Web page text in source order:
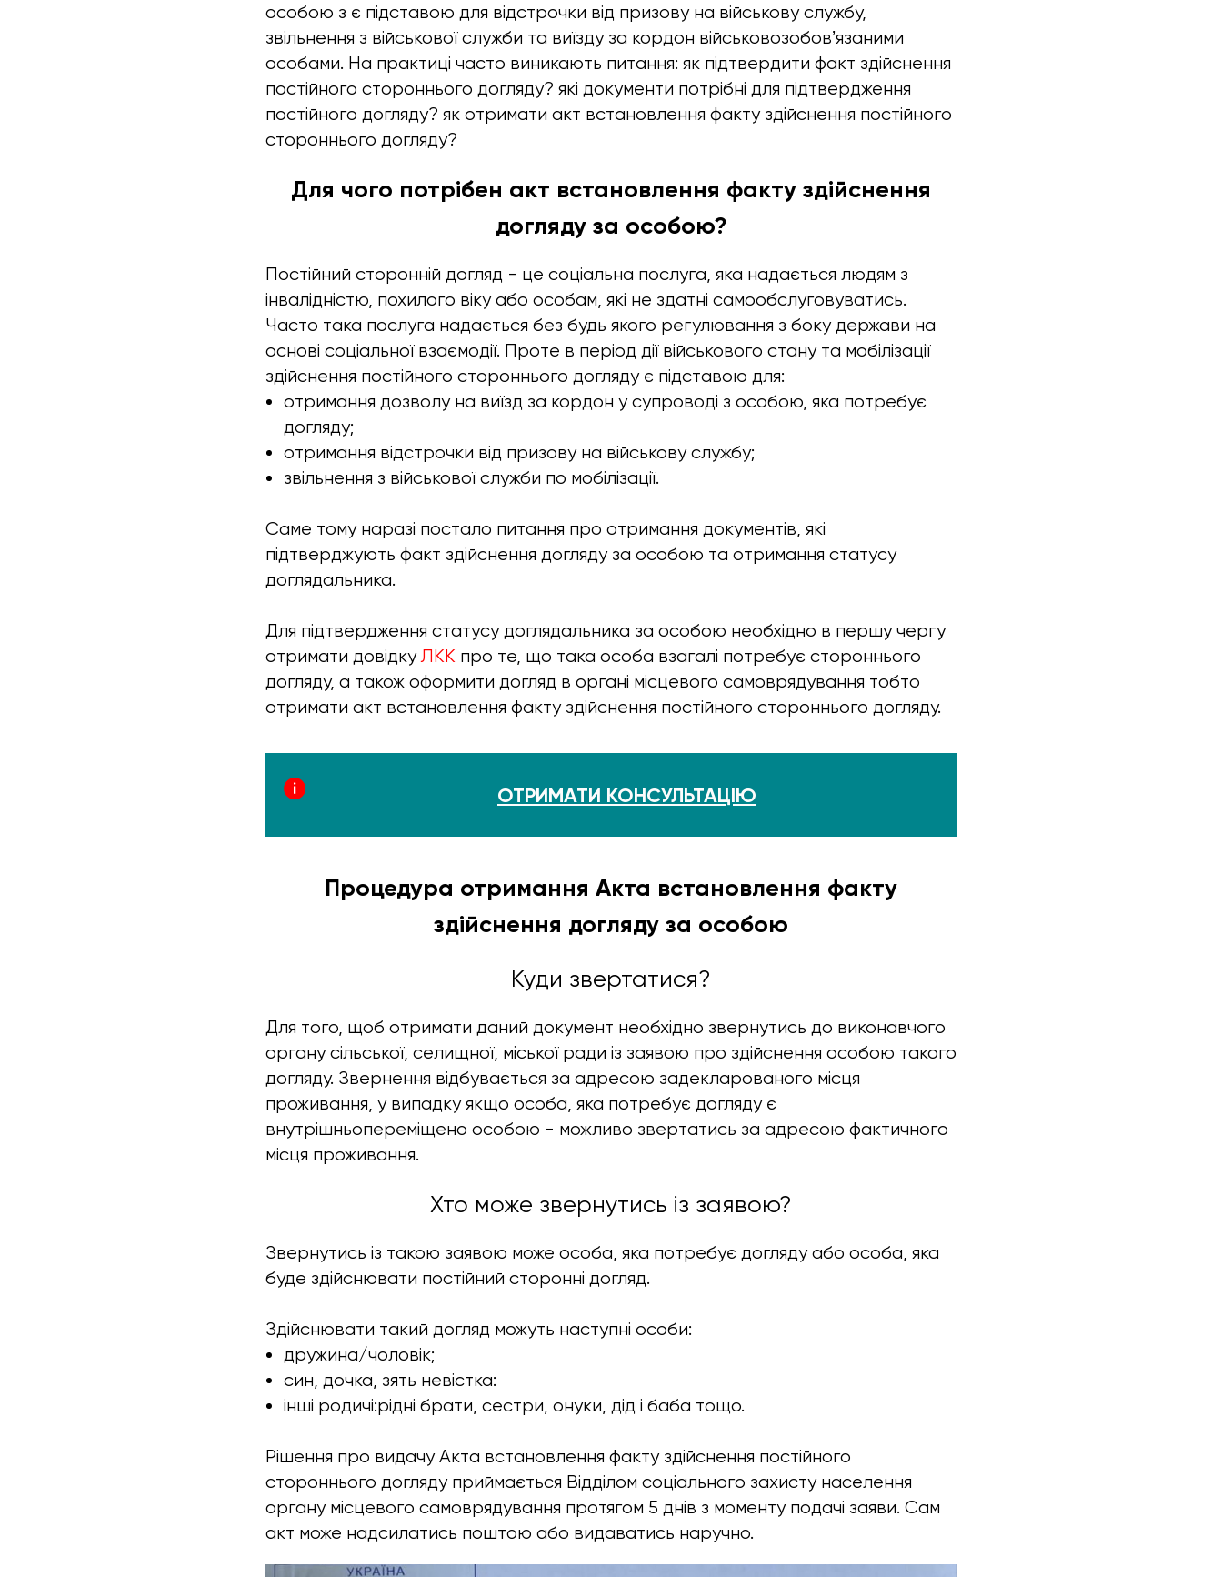
особою з є підставою для відстрочки від призову на військову службу,
звільнення з військової служби та виїзду за кордон військовозобовʼязаними
особами. На практиці часто виникають питання: як підтвердити факт здійснення
постійного стороннього догляду? які документи потрібні для підтвердження
постійного догляду? як отримати акт встановлення факту здійснення постійного
стороннього догляду?
Для чого потрібен акт встановлення факту здійснення
догляду за особою?
Постійний сторонній догляд - це соціальна послуга, яка надається людям з
інвалідністю, похилого віку або особам, які не здатні самообслуговуватись.
Часто така послуга надається без будь якого регулювання з боку держави на
основі соціальної взаємодії. Проте в період дії військового стану та мобілізації
здійснення постійного стороннього догляду є підставою для:
отримання дозволу на виїзд за кордон у супроводі з особою, яка потребує
догляду;
отримання відстрочки від призову на військову службу;
звільнення з військової служби по мобілізації.
Саме тому наразі постало питання про отримання документів, які
підтверджують факт здійснення догляду за особою та отримання статусу
доглядальника.
Для підтвердження статусу доглядальника за особою необхідно в першу чергу
отримати довідкуЛКК про те, що така особа взагалі потребує стороннього
догляду, а також оформити догляд в органі місцевого самоврядування тобто
отримати акт встановлення факту здійснення постійного стороннього догляду.
ОТРИМАТИ КОНСУЛЬТАЦІЮ
Процедура отримання Акта встановлення факту
здійснення догляду за особою
Куди звертатися?
Для того, щоб отримати даний документ необхідно звернутись до виконавчого
органу сільської, селищної, міської ради із заявою про здійснення особою такого
догляду. Звернення відбувається за адресою задекларованого місця
проживання, у випадку якщо особа, яка потребує догляду є
внутрішньопереміщено особою - можливо звертатись за адресою фактичного
місця проживання.
Хто може звернутись із заявою?
Звернутись із такою заявою може особа, яка потребує догляду або особа, яка
буде здійснювати постійний сторонні догляд.
Здійснювати такий догляд можуть наступні особи:
дружина/чоловік;
син, дочка, зять невістка:
інші родичі:рідні брати, сестри, онуки, дід і баба тощо.
Рішення про видачу Акта встановлення факту здійснення постійного
стороннього догляду приймається Відділом соціального захисту населення
органу місцевого самоврядування протягом 5 днів з моменту подачі заяви. Сам
акт може надсилатись поштою або видаватись наручно.